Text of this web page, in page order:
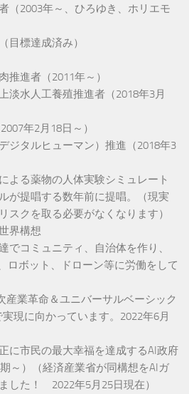
（2003年～、ひろゆき、ホリエモ
目標達成済み）
推進者（2011年～）
淡水人工養殖推進者（2018年3月
年2月18日～）
ジタルヒューマン）推進（2018年3
よる薬物の人体実験シミュレート
が提唱する数年前に提唱。（現実
スクを取る必要がなくなります）
界構想
でコミュニティ、自治体を作り、
ロボット、ドローン等に労働をして
産業革命＆ユニバーサルベーシック
現に向かっています。2022年6月
に市民の最大幸福を達成するAI政府
～）（経済産業省が同構想をAIガ
した！ 2022年5月25日現在）